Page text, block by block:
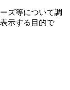
ズ等について調
⽰する⽬的で